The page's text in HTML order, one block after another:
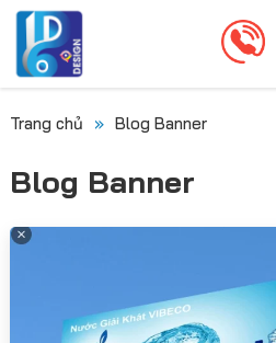
Trang chủ » Blog Banner
Blog Banner